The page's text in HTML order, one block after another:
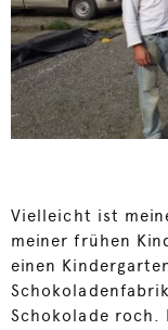
Vielleicht ist
meiner frühen
einen
Schokolade roch.